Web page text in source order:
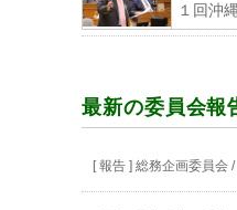
１回沖
最新の委員会報
[ 報告 ] 総務企画委員会